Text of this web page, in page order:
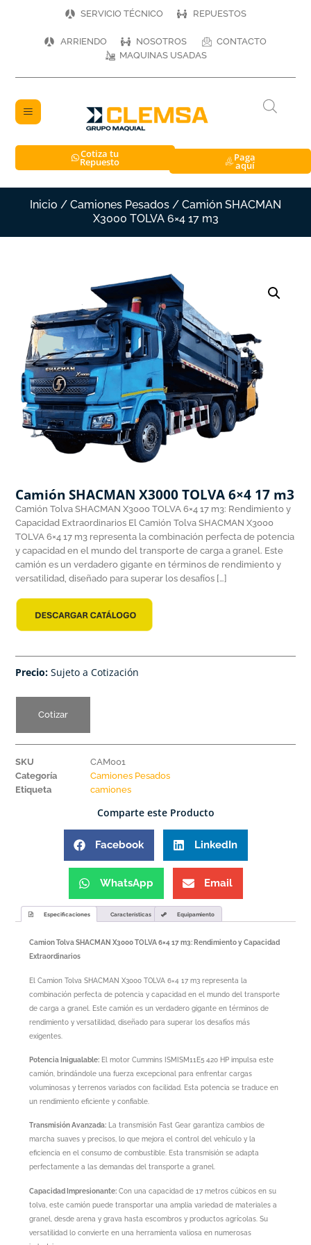
SERVICIO TÉCNICO REPUESTOS
ARRIENDO NOSOTROS
CONTACTO
MAQUINAS USADAS
Cotiza tu
Repuesto Paga
aquí
Inicio / Camiones Pesados / Camión SHACMAN
X3000 TOLVA 6×4 17 m3
Camión SHACMAN X3000 TOLVA 6×4 17 m3
Camión Tolva SHACMAN X3000 TOLVA 6×4 17 m3: Rendimiento y
Capacidad Extraordinarios El Camión Tolva SHACMAN X3000
TOLVA 6×4 17 m3 representa la combinación perfecta de potencia
y capacidad en el mundo del transporte de carga a granel. Este
camión es un verdadero gigante en términos de rendimiento y
versatilidad, diseñado para superar los desafíos […]
Precio: Sujeto a Cotización
Cotizar
SKU
CAM001
Categoría
Camiones Pesados
Etiqueta
camiones
Comparte este Producto
Facebook LinkedIn
WhatsApp Email
Especificaciones Características Equipamiento
Camion Tolva SHACMAN X3000 TOLVA 6×4 17 m3: Rendimiento y Capacidad
Extraordinarios
El Camion Tolva SHACMAN X3000 TOLVA 6×4 17 m3 representa la
combinación perfecta de potencia y capacidad en el mundo del transporte
de carga a granel. Este camión es un verdadero gigante en términos de
rendimiento y versatilidad, diseñado para superar los desafíos más
exigentes.
Potencia Inigualable: El motor Cummins ISMISM11E5 420 HP impulsa este
camión, brindándole una fuerza excepcional para enfrentar cargas
voluminosas y terrenos variados con facilidad. Esta potencia se traduce en
un rendimiento eficiente y confiable.
Transmisión Avanzada: La transmisión Fast Gear garantiza cambios de
marcha suaves y precisos, lo que mejora el control del vehículo y la
eficiencia en el consumo de combustible. Esta transmisión se adapta
perfectamente a las demandas del transporte a granel.
Capacidad Impresionante: Con una capacidad de 17 metros cúbicos en su
tolva, este camión puede transportar una amplia variedad de materiales a
granel, desde arena y grava hasta escombros y productos agrícolas. Su
versatilidad lo convierte en una herramienta valiosa en numerosas